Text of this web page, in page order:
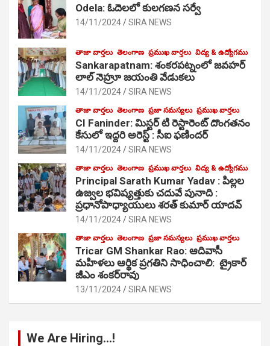
Odela: ఓదెలలో కులగణన సర్వే
14/11/2024 SIRA NEWS
తాజా వార్తలు తెలంగాణ ప్రముఖ వార్తలు విద్య & ఉద్యోగము
Sankarapatnam: శంకరపట్నంలో జవహర్
లాల్ నెహ్రూ జయంతి వేడుకలు
14/11/2024 SIRA NEWS
తాజా వార్తలు తెలంగాణ ప్రజా సమస్యలు ప్రముఖ వార్తలు
CI Faninder: మిస్టర్ టి రెస్టారెంట్ దొంగతనం
కేసులో ఇద్దరి అరెస్ట్ : సీఐ ఫణిందర్
14/11/2024 SIRA NEWS
తాజా వార్తలు తెలంగాణ ప్రముఖ వార్తలు విద్య & ఉద్యోగము
Principal Sarath Kumar Yadav : పిల్లల
ఉజ్వల భవిష్యత్తుకు చదువే పునాది :
ప్రధానోపాధ్యాయులు శరత్ కుమార్ యాదవ్
14/11/2024 SIRA NEWS
తాజా వార్తలు తెలంగాణ ప్రజా సమస్యలు ప్రముఖ వార్తలు
Tricar GM Shankar Rao: ఆదివాసీ
మహిళలు ఆర్థిక ప్రగతిని సాధించాలి: ట్రైకార్
జీఎం శంకర్‌రావు
13/11/2024 SIRA NEWS
We Are Hiring…!